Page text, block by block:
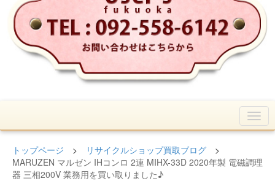
トップページ > リサイクルショップ買取ブログ >
MARUZEN マルゼン IHコンロ 2連 MIHX-33D 2020年製 電磁調理
器 三相200V 業務用を買い取りました♪